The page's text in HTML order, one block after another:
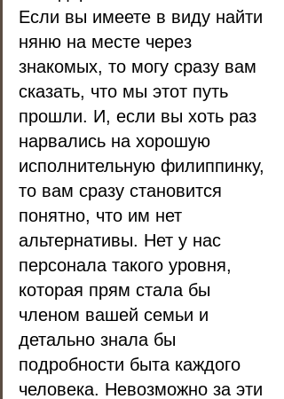
Если вы имеете в виду найти
няню на месте через
знакомых, то могу сразу вам
сказать, что мы этот путь
прошли. И, если вы хоть раз
нарвались на хорошую
исполнительную филиппинку,
то вам сразу становится
понятно, что им нет
альтернативы. Нет у нас
персонала такого уровня,
которая прям стала бы
членом вашей семьи и
детально знала бы
подробности быта каждого
человека. Невозможно за эти